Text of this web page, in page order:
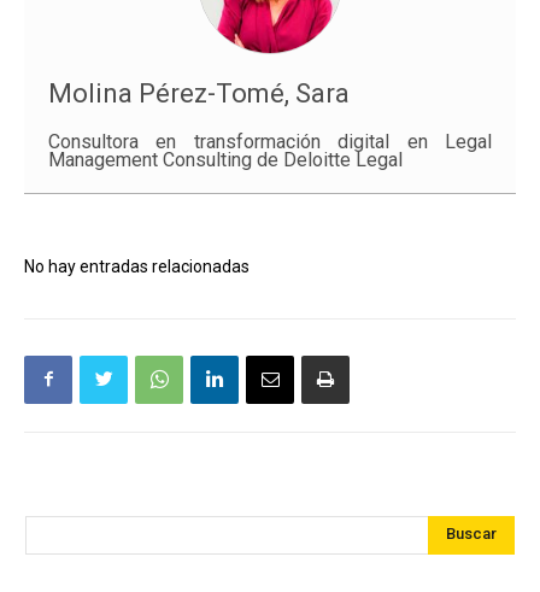
Molina Pérez-Tomé, Sara
Consultora en transformación digital en Legal
Management Consulting de Deloitte Legal
No hay entradas relacionadas
Buscar